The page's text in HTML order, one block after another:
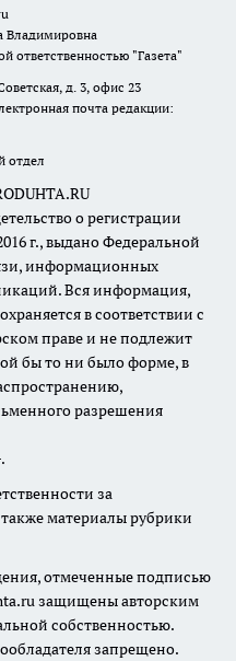
Владимировна
ответственностью "Газета"
д. 3, офис 23
почта редакции:
отдел
о регистрации
г., выдано Федеральной
информационных
Вся информация,
в соответствии с
праве и не подлежит
бы то ни было форме, в
разрешения
за
материалы рубрики
отмеченные подписью
защищены авторским
собственностью.
запрещено.